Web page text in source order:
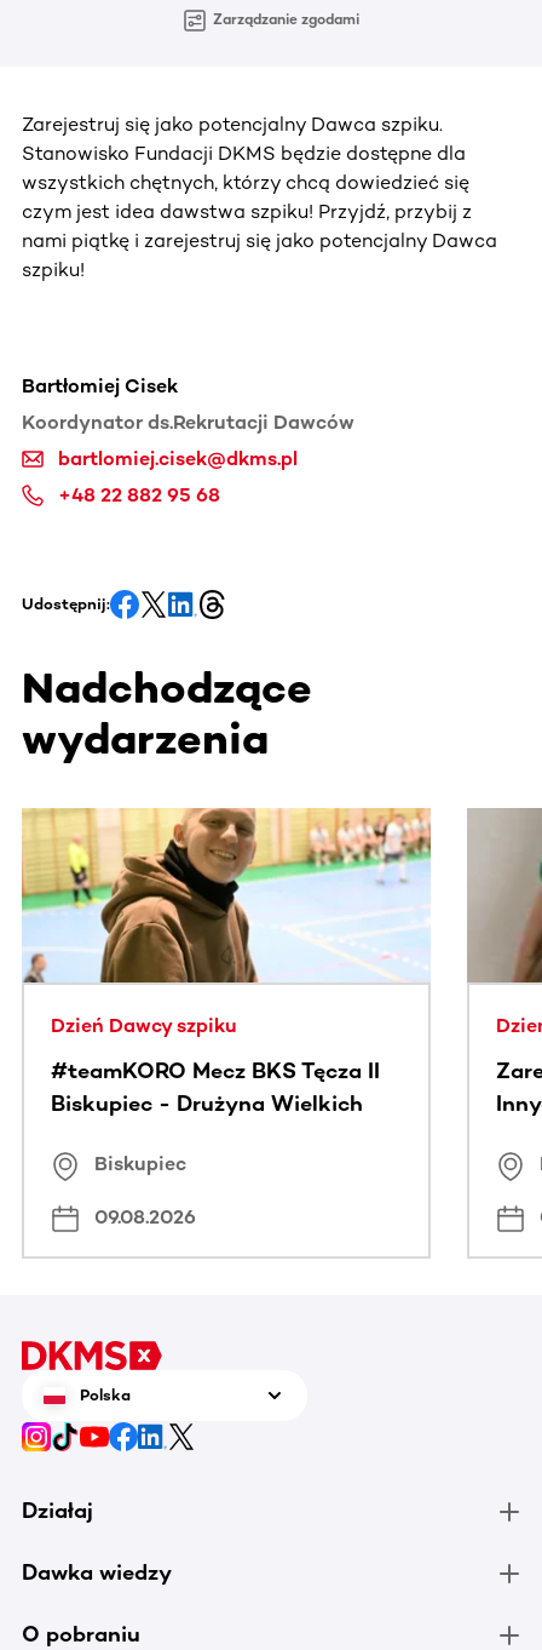
Zarządzanie zgodami
Zarejestruj się jako potencjalny Dawca szpiku.
Stanowisko Fundacji DKMS będzie dostępne dla
wszystkich chętnych, którzy chcą dowiedzieć się
czym jest idea dawstwa szpiku! Przyjdź, przybij z
nami piątkę i zarejestruj się jako potencjalny Dawca
szpiku!
Bartłomiej Cisek
Koordynator ds.Rekrutacji Dawców
bartlomiej.cisek@dkms.pl
+48 22 882 95 68
Udostępnij:
Nadchodzące
wydarzenia
Ta sekcja zawiera treści przewijane w poziomie. Użyj
Dzień Dawcy szpiku
#teamKORO Mecz BKS Tęcza II
Biskupiec - Drużyna Wielkich
Biskupiec
09.08.2026
Polska
Działaj
Dawka wiedzy
O pobraniu